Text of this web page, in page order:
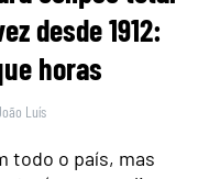
desde 1912:
horas
Luís
todo o país, mas